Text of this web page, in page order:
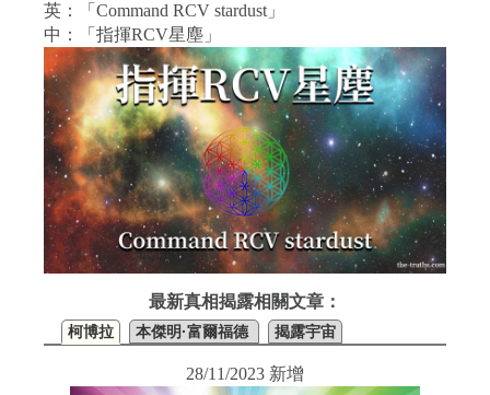
英：「Command RCV stardust」
中：「指揮RCV星塵」
最新真相揭露相關文章：
柯博拉 本傑明·富爾福德 揭露宇宙
28/11/2023 新增